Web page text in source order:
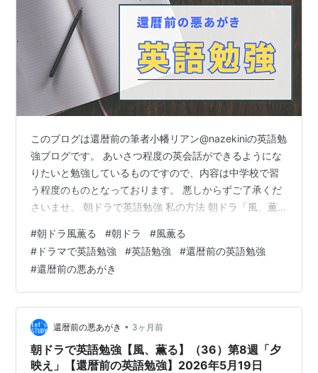
このブログは還暦前の筆者小幡リアン@nazekiniの英語勉
強ブログです。 あいさつ程度の英会話ができるようにな
りたいと勉強しているものですので、内容は中学校で習
う程度のものとなっております。 悪しからずご了承くだ
さいませ。 朝ドラで英語勉強 私の方法 朝ドラ「風、薫
薫る」について 朝ドラで英語勉強 私の方法 NHKの配信
サービスNHK ONE（https://www.nhk.or.jp/nhkone/）の
字幕と速度調整サービスを使って英語部分を聞き取り
し、わからないことはAIのGemini（Google のエブリデイ
AI アシスタント…
#朝ドラ風薫る #朝ドラ #風薫る
# ドラマで英語勉強 #英語勉強 #還暦前の英語勉強
#還暦前の悪あがき
還暦前の悪あがき • 3ヶ月前
朝ドラで英語勉強【風、薫る】（36）第8週「夕
映え」【還暦前の英語勉強】2026年5月19日